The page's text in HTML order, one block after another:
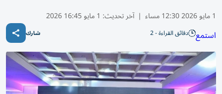
1 مايو 2026 12:30 مساء | آخر تحديث: 1 مايو 16:45 2026
استمع دقائق القراءة - 2 شارك